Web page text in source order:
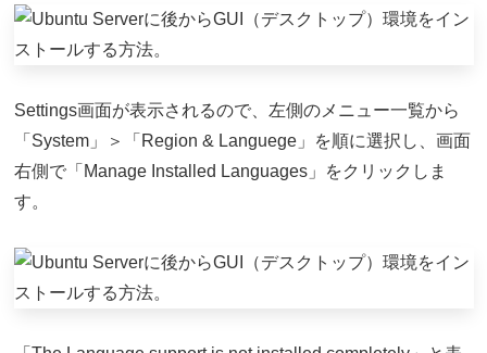
Settings画面が表示されるので、左側のメニュー一覧から
「System」＞「Region & Languege」を順に選択し、画面
右側で「Manage Installed Languages」をクリックしま
す。